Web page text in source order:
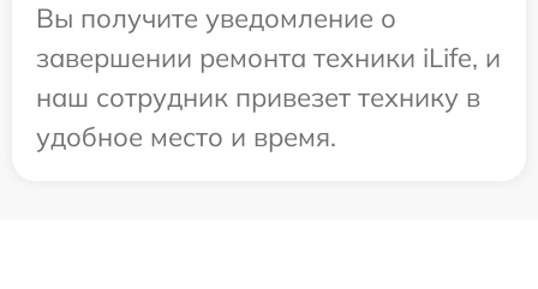
Вы получите уведомление о
завершении ремонта техники iLife, и
наш сотрудник привезет технику в
удобное место и время.